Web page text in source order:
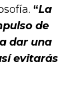
“La
de
dar una
evitarás